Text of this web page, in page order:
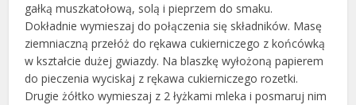
gałką muszkatołową, solą i pieprzem do smaku.
Dokładnie wymieszaj do połączenia się składników. Masę
ziemniaczną przełóż do rękawa cukierniczego z końcówką
w kształcie dużej gwiazdy. Na blaszkę wyłożoną papierem
do pieczenia wyciskaj z rękawa cukierniczego rozetki.
Drugie żółtko wymieszaj z 2 łyżkami mleka i posmaruj nim